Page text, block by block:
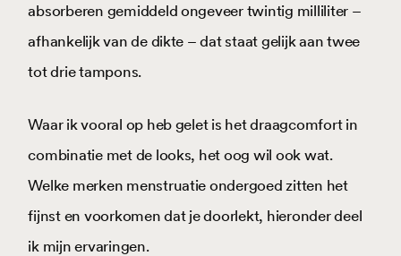
absorberen gemiddeld ongeveer twintig milliliter –
afhankelijk van de dikte – dat staat gelijk aan twee
tot drie tampons.
Waar ik vooral op heb gelet is het draagcomfort in
combinatie met de looks, het oog wil ook wat.
Welke merken menstruatie ondergoed zitten het
fijnst en voorkomen dat je doorlekt, hieronder deel
ik mijn ervaringen.